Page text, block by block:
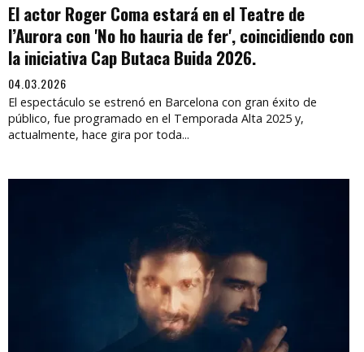
El actor Roger Coma estará en el Teatre de
l’Aurora con 'No ho hauria de fer', coincidiendo con
la iniciativa Cap Butaca Buida 2026.
04.03.2026
El espectáculo se estrenó en Barcelona con gran éxito de
público, fue programado en el Temporada Alta 2025 y,
actualmente, hace gira por toda...